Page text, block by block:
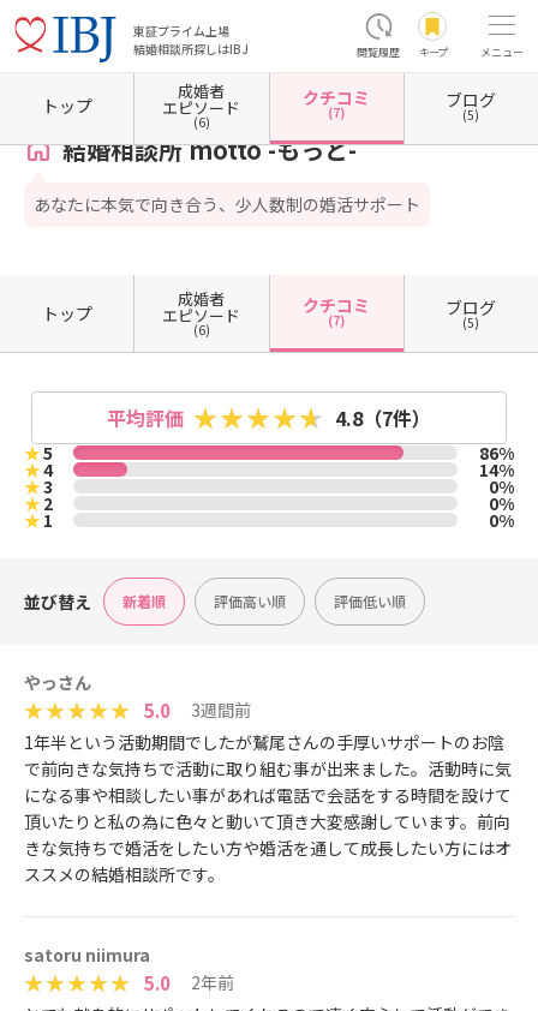
東証プライム上場
結婚相談所探しはIBJ
閲覧履歴 キープ メニュー
ホーム 埼玉県の結婚相談所 埼玉県さいたま市 埼玉県さいたま市浦和区 結婚相談所
結婚相談所 motto -もっと-
あなたに本気で向き合う、少人数制の婚活サポート
トップ
成婚者
エピソード
(6)
クチコミ
(7)
ブログ
(5)
トップ
成婚者
エピソード
(6)
クチコミ
(7)
ブログ
(5)
平均評価 4.8（7件）
★5 86%
★4 14%
★3 0%
★2 0%
★1 0%
並び替え 新着順 評価高い順 評価低い順
やっさん
5.0
3週間前
1年半という活動期間でしたが鷲尾さんの手厚いサポートのお陰
で前向きな気持ちで活動に取り組む事が出来ました。活動時に気
になる事や相談したい事があれば電話で会話をする時間を設けて
頂いたりと私の為に色々と動いて頂き大変感謝しています。前向
きな気持ちで婚活をしたい方や婚活を通して成長したい方にはオ
ススメの結婚相談所です。
satoru niimura
5.0
2年前